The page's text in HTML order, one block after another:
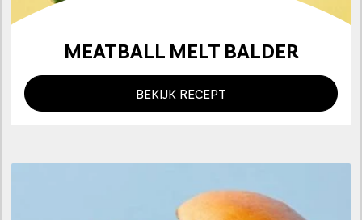
MEATBALL MELT BALDER
BEKIJK RECEPT